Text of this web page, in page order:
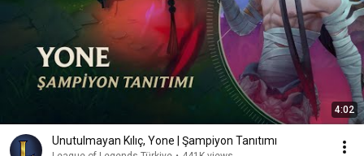
4:02
Unutulmayan Kılıç, Yone | Şampiyon Tanıtımı